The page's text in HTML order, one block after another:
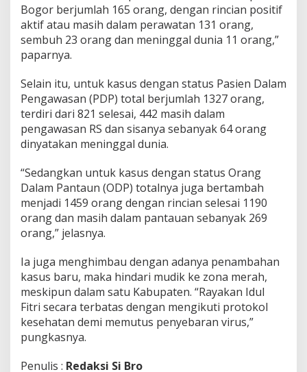
Bogor berjumlah 165 orang, dengan rincian positif
aktif atau masih dalam perawatan 131 orang,
sembuh 23 orang dan meninggal dunia 11 orang,”
paparnya.
Selain itu, untuk kasus dengan status Pasien Dalam
Pengawasan (PDP) total berjumlah 1327 orang,
terdiri dari 821 selesai, 442 masih dalam
pengawasan RS dan sisanya sebanyak 64 orang
dinyatakan meninggal dunia.
“Sedangkan untuk kasus dengan status Orang
Dalam Pantaun (ODP) totalnya juga bertambah
menjadi 1459 orang dengan rincian selesai 1190
orang dan masih dalam pantauan sebanyak 269
orang,” jelasnya.
Ia juga menghimbau dengan adanya penambahan
kasus baru, maka hindari mudik ke zona merah,
meskipun dalam satu Kabupaten. “Rayakan Idul
Fitri secara terbatas dengan mengikuti protokol
kesehatan demi memutus penyebaran virus,”
pungkasnya.
Penulis : Redaksi Si Bro